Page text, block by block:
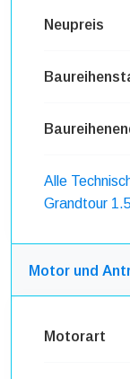
Neupreis
Alle
Grandtour
Motor und
Motorart